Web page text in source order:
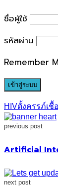
ชื่อผู้ใช้
รหัสผ่าน
Remember
HIVตั้งครรภ์เชื้
previous post
Artificial
next post